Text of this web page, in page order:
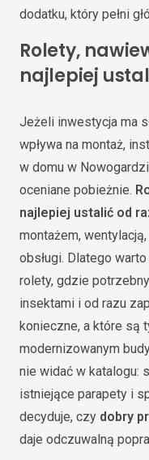
dodatku, który pełni
Rolety,
najlepiej
Jeżeli inwestycja ma
wpływa na montaż,
w domu w
oceniane pobieżnie.
najlepiej ustalić od
montażem,
obsługi. Dlatego
rolety, gdzie
insektami i od razu
konieczne, a które są
modernizowanym
nie widać w katalogu:
istniejące parapety i
decyduje, czy dobry
daje odczuwalną